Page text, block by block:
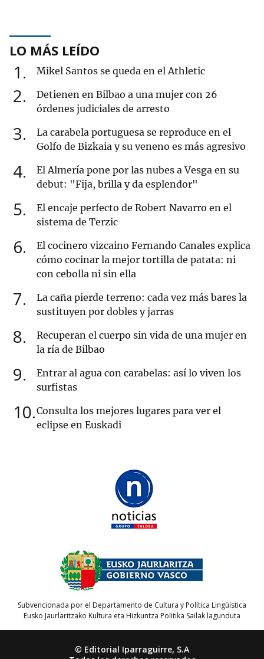
LO MÁS LEÍDO
1 Mikel Santos se queda en el Athletic
2
Detienen en Bilbao a una mujer con 26
órdenes judiciales de arresto
3
La carabela portuguesa se reproduce en el
Golfo de Bizkaia y su veneno es más agresivo
4
El Almería pone por las nubes a Vesga en su
debut: "Fija, brilla y da esplendor"
5
El encaje perfecto de Robert Navarro en el
sistema de Terzic
6
El cocinero vizcaino Fernando Canales explica
cómo cocinar la mejor tortilla de patata: ni
con cebolla ni sin ella
7
La caña pierde terreno: cada vez más bares la
sustituyen por dobles y jarras
8
Recuperan el cuerpo sin vida de una mujer en
la ría de Bilbao
9
Entrar al agua con carabelas: así lo viven los
surfistas
10 Consulta los mejores lugares para ver el
eclipse en Euskadi
Subvencionada por el Departamento de Cultura y Política Lingüística
Eusko Jaurlaritzako Kultura eta Hizkuntza Politika Sailak lagunduta
© Editorial Iparraguirre, S.A